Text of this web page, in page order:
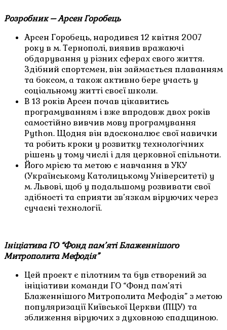
Розробник – Арсен Горобець
Арсен Горобець, народився 12 квітня 2007
року в м. Тернополі, виявив вражаючі
обдарування у різних сферах свого життя.
Здібний спортсмен, він займається плаванням
та боксом, а також активно бере участь у
соціальному житті своєї школи.
В 13 років Арсен почав цікавитись
програмуванням і вже впродовж двох років
самостійно вивчив мову програмування
Python. Щодня він вдосконалює свої навички
та робить кроки у розвитку технологічних
рішень у тому числі і для церковної спільноти.
Його мрією та метою є навчання в УКУ
(Українському Католицькому Університеті) у
м. Львові, щоб у подальшому розвивати свої
здібності та сприяти зв’язкам віруючих через
сучасні технології.
Ініціатива ГО “Фонд пам’яті Блаженнішого
Митрополита Мефодія”
Цей проект є пілотним та був створений за
ініціативи команди ГО “Фонд пам’яті
Блаженнішого Митрополита Мефодія” з метою
популяризації Київської Церкви (ПЦУ) та
зближення віруючих з духовною спадщиною.